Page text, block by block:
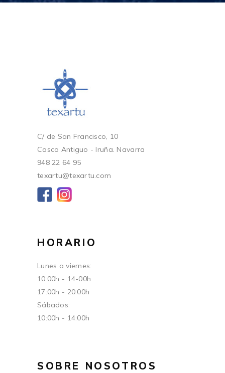
C/ de San Francisco, 10
Casco Antiguo - Iruña. Navarra
948 22 64 95
texartu@texartu.com
HORARIO
Lunes a viernes:
10:00h - 14-00h
17:00h - 20:00h
Sábados:
10:00h - 14:00h
SOBRE NOSOTROS